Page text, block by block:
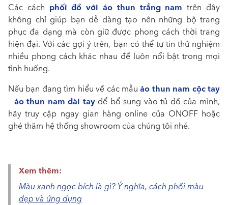
Các cách phối đồ với áo thun trắng nam trên đây
không chỉ giúp bạn dễ dàng tạo nên những bộ trang
phục đa dạng mà còn giữ được phong cách thời trang
hiện đại. Với các gợi ý trên, bạn có thể tự tin thử nghiệm
nhiều phong cách khác nhau để luôn nổi bật trong mọi
tình huống.
Nếu bạn đang tìm hiểu về các mẫuáo thun nam cộc tay
– áo thun nam dài tayđể bổ sung vào tủ đồ của mình,
hãy truy cập ngay gian hàng online của ONOFF hoặc
ghé thăm hệ thống showroom của chúng tôi nhé.
Xem thêm:
Màu xanh ngọc bích là gì? Ý nghĩa, cách phối màu
đẹp và ứng dụng